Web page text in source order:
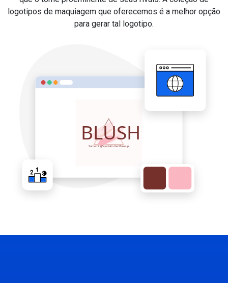
logotipos de maquiagem que oferecemos é a melhor opção
para gerar tal logotipo.